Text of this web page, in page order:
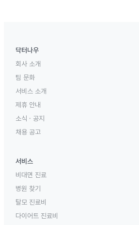
닥터나우
회사 소개
팀 문화
서비스 소개
제휴 안내
소식 · 공지
채용 공고
서비스
비대면 진료
병원 찾기
탈모 진료비
다이어트 진료비